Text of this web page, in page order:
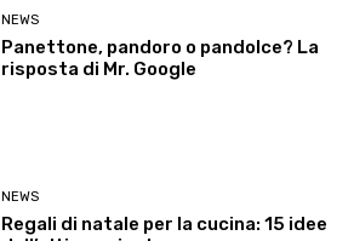
NEWS
Panettone, pandoro o pandolce? La
risposta di Mr. Google
NEWS
Regali di natale per la cucina: 15 idee